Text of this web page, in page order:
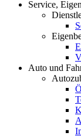
Service,
Auto und